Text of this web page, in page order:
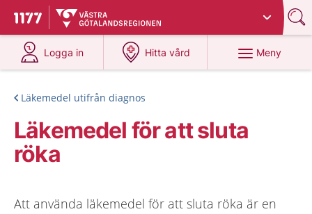
Till startsidan för 1177
Du har valt region
Logga in
på 1177.se
Hitta vård
på 1177.se
Meny
Läkemedel utifrån diagnos
Läkemedel för att sluta
röka
Att använda läkemedel för att sluta röka är en